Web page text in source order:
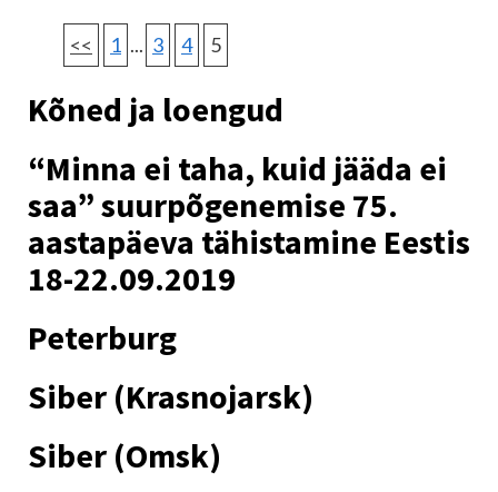
<< 1 ... 3 4 5
Kõned ja loengud
“Minna ei taha, kuid jääda ei
saa” suurpõgenemise 75.
aastapäeva tähistamine Eestis
18-22.09.2019
Peterburg
Siber (Krasnojarsk)
Siber (Omsk)